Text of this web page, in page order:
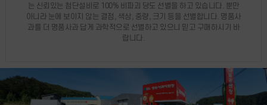
는 신뢰있는 첨단설비로 100% 비파괴 당도 선별을 하고 있습니다. 뿐만
아니라 눈에 보이지 않는 결점, 색상, 중량, 크기 등을 선별합니다. 명품사
과를 더 명품사과 답게 과학적으로 선별하고 있으니 믿고 구매하시기 바
랍니다.